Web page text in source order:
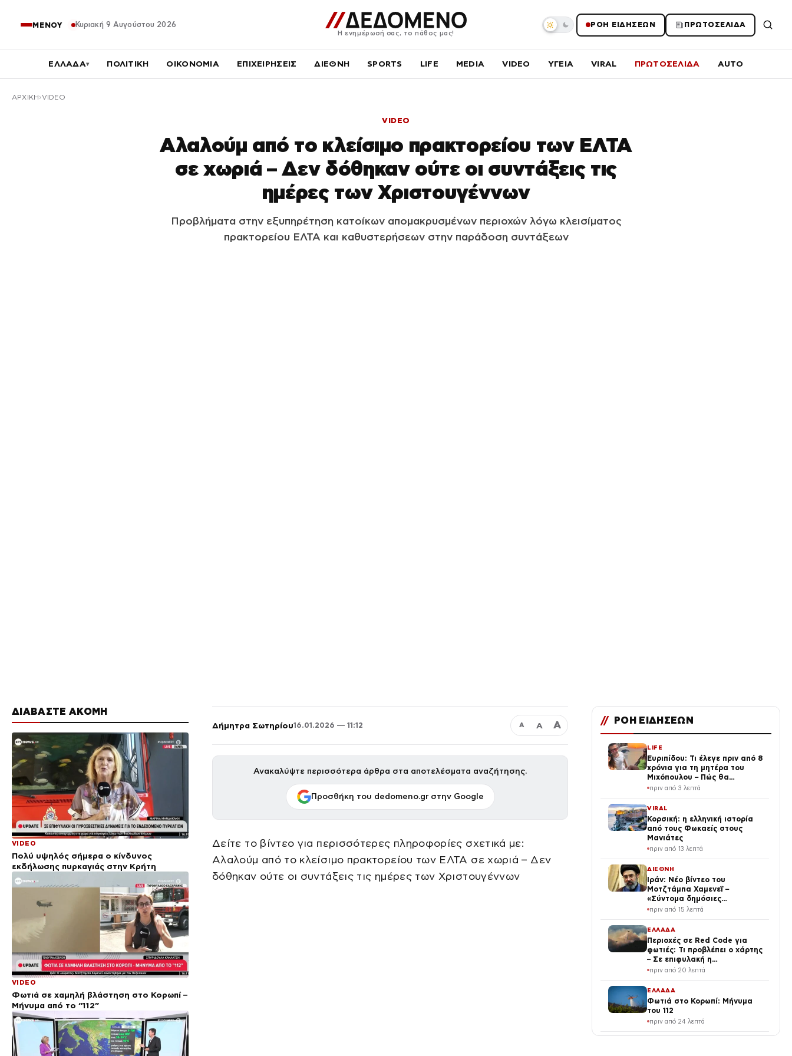
ΜΕΝΟΥ Κυριακή 9 Αυγούστου 2026
Η ενημέρωσή σας, το πάθος μας!
ΡΟΗ ΕΙΔΗΣΕΩΝ ΠΡΩΤΟΣΕΛΙΔΑ
ΕΛΛΑΔΑ▾ ΠΟΛΙΤΙΚΗ ΟΙΚΟΝΟΜΙΑ ΕΠΙΧΕΙΡΗΣΕΙΣ ΔΙΕΘΝΗ SPORTS LIFE MEDIA VIDEO ΥΓΕΙΑ VIRAL ΠΡΩΤΟΣΕΛΙΔΑ AUTO
ΑΡΧΙΚΉ VIDEO
VIDEO
Αλαλούμ από το κλείσιμο πρακτορείου των ΕΛΤΑ
σε χωριά – Δεν δόθηκαν ούτε οι συντάξεις τις
ημέρες των Χριστουγέννων
Προβλήματα στην εξυπηρέτηση κατοίκων απομακρυσμένων περιοχών λόγω κλεισίματος
πρακτορείου ΕΛΤΑ και καθυστερήσεων στην παράδοση συντάξεων
ΔΙΑΒΑΣΤΕ ΑΚΟΜΗ
VIDEO
Πολύ υψηλός σήμερα ο κίνδυνος
εκδήλωσης πυρκαγιάς στην Κρήτη
VIDEO
Φωτιά σε χαμηλή βλάστηση στο Κορωπί –
Μήνυμα από το “112”
Δήμητρα Σωτηρίου16.01.2026 — 11:12 Α Α Α
Ανακαλύψτε περισσότερα άρθρα στα αποτελέσματα αναζήτησης.
Προσθήκη του dedomeno.gr στην Google
Δείτε το βίντεο για περισσότερες πληροφορίες σχετικά με:
Αλαλούμ από το κλείσιμο πρακτορείου των ΕΛΤΑ σε χωριά – Δεν
δόθηκαν ούτε οι συντάξεις τις ημέρες των Χριστουγέννων
// ΡΟΗ ΕΙΔΗΣΕΩΝ
LIFE
Ευριπίδου: Τι έλεγε πριν από 8
χρόνια για τη μητέρα του
Μιχόπουλου – Πώς θα
φανταζόταν ότι θα γίνονταν
πριν από 3 λεπτά
VIRAL
Κορσική: η ελληνική ιστορία
από τους Φωκαείς στους
Μανιάτες
πριν από 13 λεπτά
ΔΙΕΘΝΗ
Ιράν: Νέο βίντεο του
Μοτζτάμπα Χαμενεΐ –
«Σύντομα δημόσιες
εμφανίσεις του Ανώτατου
πριν από 15 λεπτά
ΕΛΛΑΔΑ
Περιοχές σε Red Code για
φωτιές: Τι προβλέπει ο χάρτης
– Σε επιφυλακή η
Πυροσβεστική
πριν από 20 λεπτά
ΕΛΛΑΔΑ
Φωτιά στο Κορωπί: Μήνυμα
του 112
πριν από 24 λεπτά